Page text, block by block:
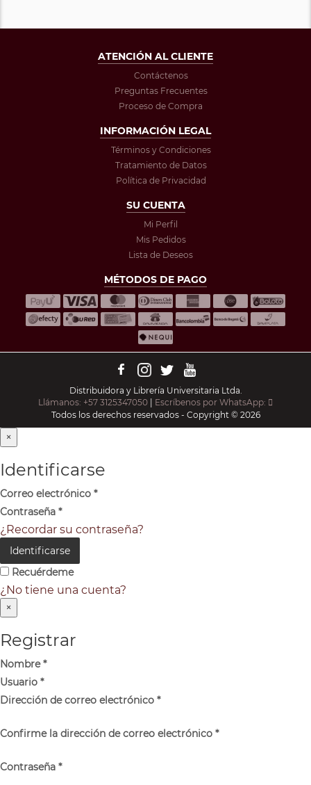
ATENCIÓN AL CLIENTE
Contáctenos
Preguntas Frecuentes
Proceso de Compra
INFORMACIÓN LEGAL
Términos y Condiciones
Tratamiento de Datos
Política de Privacidad
SU CUENTA
Mi Perfil
Mis Pedidos
Lista de Deseos
MÉTODOS DE PAGO
Distribuidora y Librería Universitaria Ltda.
Llámanos: +57 3125347050 | Escríbenos por WhatsApp:
Todos los derechos reservados - Copyright © 2026
×
Identificarse
Correo electrónico *
Contraseña *
¿Recordar su contraseña?
Identificarse
Recuérdeme
¿No tiene una cuenta?
×
Registrar
Nombre*
Usuario *
Dirección de correo electrónico *
Confirme la dirección de correo electrónico *
Contraseña *